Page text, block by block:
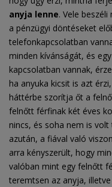
anyja lenne. Vele
a pénzügyi döntéseket
telefonkapcsolatban
minden kívánságát, és
kapcsolatban vannak,
ha anyuka kicsit is azt
háttérbe szorítja őt a
felnőtt férfinak két éves
nincs, és soha nem is
azután, a fiával való
arra kényszerült, hogy
valóban mint egy felnőtt
teremtsen az anyja,